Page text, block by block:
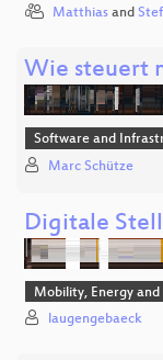
Matthias and
Wie steuert
Software and
Marc Schütze
Digitale
Mobility, Energy
laugengebaeck